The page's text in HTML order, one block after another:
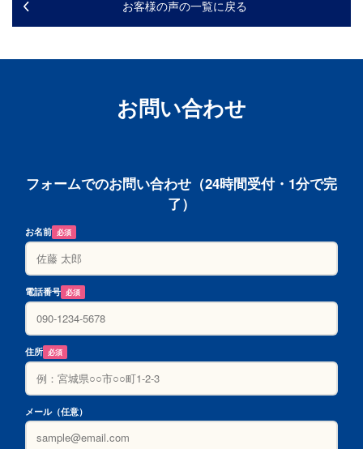
お客様の声の一覧に戻る
お問い合わせ
フォームでのお問い合わせ（24時間受付・1分で完
了）
お名前 必須
電話番号 必須
住所 必須
メール（任意）